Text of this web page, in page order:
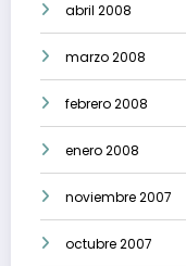
abril 2008
marzo 2008
febrero 2008
enero 2008
noviembre 2007
octubre 2007